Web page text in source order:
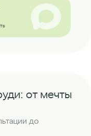
от мечты
до